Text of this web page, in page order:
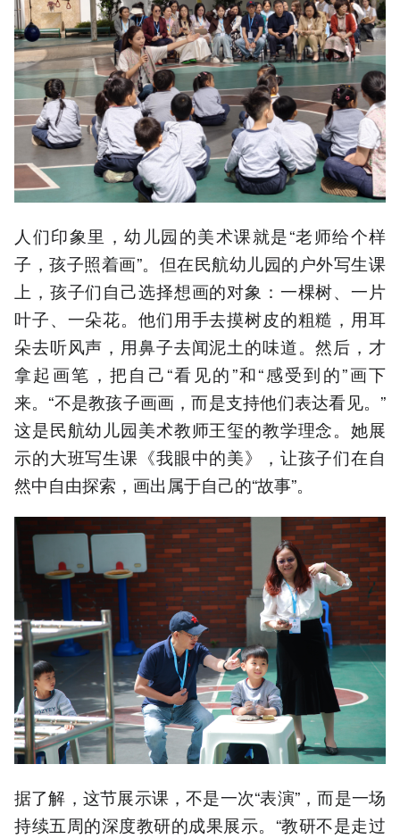
人们印象里，幼儿园的美术课就是“老师给个样
子，孩子照着画”。但在民航幼儿园的户外写生课
上，孩子们自己选择想画的对象：一棵树、一片
叶子、一朵花。他们用手去摸树皮的粗糙，用耳
朵去听风声，用鼻子去闻泥土的味道。然后，才
拿起画笔，把自己“看见的”和“感受到的”画下
来。“不是教孩子画画，而是支持他们表达看见。”
这是民航幼儿园美术教师王玺的教学理念。她展
示的大班写生课《我眼中的美》，让孩子们在自
然中自由探索，画出属于自己的“故事”。
据了解，这节展示课，不是一次“表演”，而是一场
持续五周的深度教研的成果展示。“教研不是走过